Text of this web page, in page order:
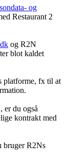
og
Restaurant 2
og R2N
blot kaldet
platforme, fx til at
er du også
kontrakt med
bruger R2Ns